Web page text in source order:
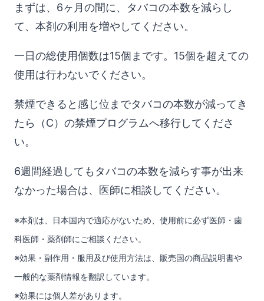
まずは、6ヶ月の間に、タバコの本数を減らし
て、本剤の利用を増やしてください。
一日の総使用個数は15個まです。15個を超えての
使用は行わないでください。
禁煙できると感じ位までタバコの本数が減ってき
たら（C）の禁煙プログラムへ移行してくださ
い。
6週間経過してもタバコの本数を減らす事が出来
なかった場合は、医師に相談してください。
※本剤は、日本国内で適応がないため、使用前に必ず医師・歯
科医師・薬剤師にご相談ください。
※効果・副作用・服用及び使用方法は、販売国の商品説明書や
一般的な薬剤情報を翻訳しています。
※効果には個人差があります。